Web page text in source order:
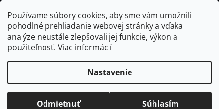
Používame súbory cookies, aby sme vám umožnili
pohodlné prehliadanie webovej stránky a vďaka
analýze neustále zlepšovali jej funkcie, výkon a
použiteľnosť. Viac informácií
Nastavenie
Odmietnuť Súhlasím
Prejsť
na
obsah
Hľadať
Domov
/ Domácnosť / Bytové doplnky a dekorácie
Ovalná váza
20x60cm
Ovalná váza 20x60cm
hodnotenie
produktu
Neohodnotené